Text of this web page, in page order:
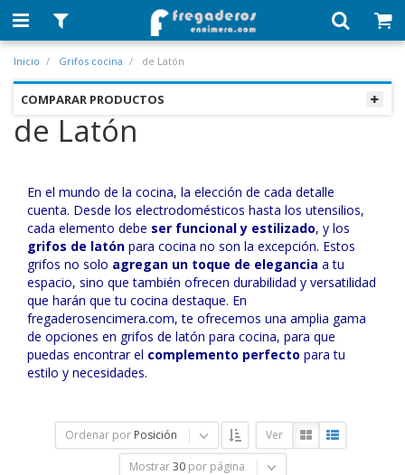
Inicio Grifos cocina de Latón
COMPARAR PRODUCTOS
de Latón
En el mundo de la cocina, la elección de cada detalle
cuenta. Desde los electrodomésticos hasta los utensilios,
cada elemento debe ser funcional y estilizado, y los
grifos de latón para cocina no son la excepción. Estos
grifos no solo agregan un toque de elegancia a tu
espacio, sino que también ofrecen durabilidad y versatilidad
que harán que tu cocina destaque. En
fregaderosencimera.com, te ofrecemos una amplia gama
de opciones en grifos de latón para cocina, para que
puedas encontrar el complemento perfecto para tu
estilo y necesidades.
Ordenar por Posición Ver
Mostrar 30 por página